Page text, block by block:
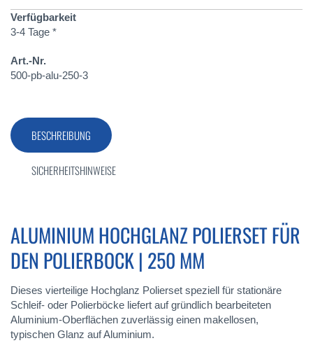
Verfügbarkeit
3-4 Tage *
Art.-Nr.
500-pb-alu-250-3
BESCHREIBUNG
ALUMINIUM HOCHGLANZ POLIERSET FÜR
DEN POLIERBOCK | 250 MM
Dieses vierteilige Hochglanz Polierset speziell für stationäre
Schleif- oder Polierböcke liefert auf gründlich bearbeiteten
Aluminium-Oberflächen zuverlässig einen makellosen,
typischen Glanz auf Aluminium.
SICHERHEITSHINWEISE